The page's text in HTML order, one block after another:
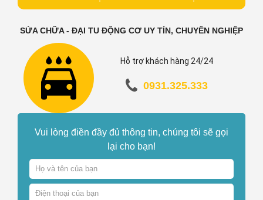
SỬA CHỮA - ĐẠI TU ĐỘNG CƠ UY TÍN, CHUYÊN NGHIỆP
Hỗ trợ khách hàng 24/24
0931.325.333
Vui lòng điền đầy đủ thông tin, chúng tôi sẽ gọi
lại cho bạn!